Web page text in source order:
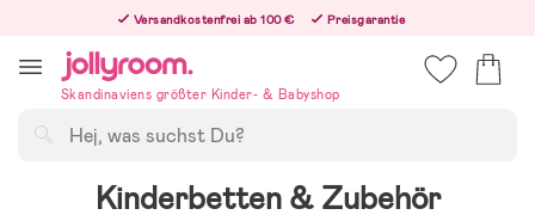
innehållet
Versandkostenfrei ab 100 €
Preisgarantie
Bestellungen, die nach 12:00 Uhr eingehen, werden am nächsten Werktag versandt!
Skandinaviens größter Kinder- & Babyshop
Kinderbetten & Zubehör